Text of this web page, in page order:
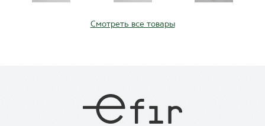
Смотреть все товары